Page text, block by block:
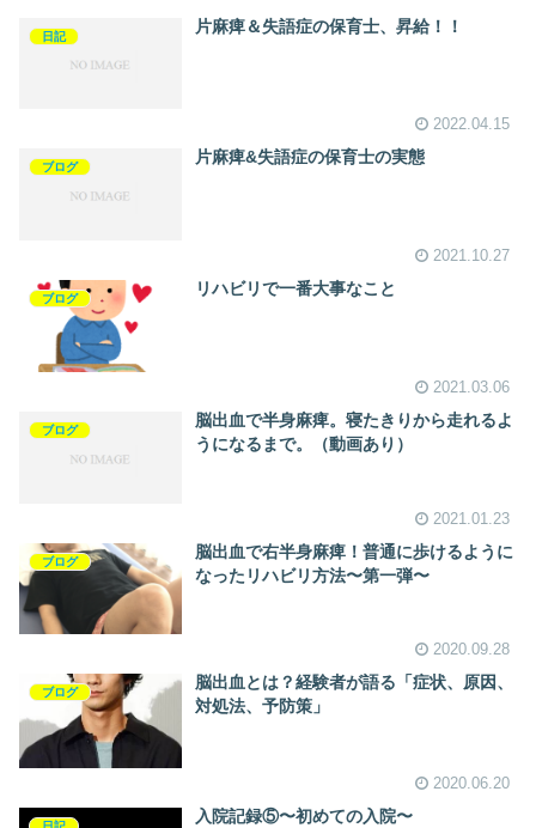
日記
片麻痺＆失語症の保育士、昇給！！
2022.04.15
ブログ
片麻痺&失語症の保育士の実態
2021.10.27
ブログ
リハビリで一番大事なこと
2021.03.06
ブログ
脳出血で半身麻痺。寝たきりから走れるよ
うになるまで。（動画あり）
2021.01.23
ブログ
脳出血で右半身麻痺！普通に歩けるように
なったリハビリ方法〜第一弾〜
2020.09.28
ブログ
脳出血とは？経験者が語る「症状、原因、
対処法、予防策」
2020.06.20
入院記録⑤〜初めての入院〜